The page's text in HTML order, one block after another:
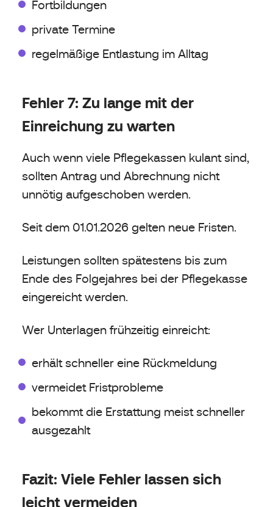
Fortbildungen
private Termine
regelmäßige Entlastung im Alltag
Fehler 7: Zu lange mit der
Einreichung zu warten
Auch wenn viele Pflegekassen kulant sind,
sollten Antrag und Abrechnung nicht
unnötig aufgeschoben werden.
Seit dem 01.01.2026 gelten neue Fristen.
Leistungen sollten spätestens bis zum
Ende des Folgejahres bei der Pflegekasse
eingereicht werden.
Wer Unterlagen frühzeitig einreicht:
erhält schneller eine Rückmeldung
vermeidet Fristprobleme
bekommt die Erstattung meist schneller
ausgezahlt
Fazit: Viele Fehler lassen sich
leicht vermeiden